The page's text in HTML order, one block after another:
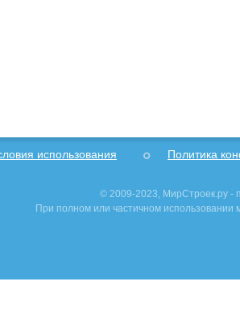
использования Политика
© 2009-2023, МирСтроек.ру -
При полном или частичном использовании